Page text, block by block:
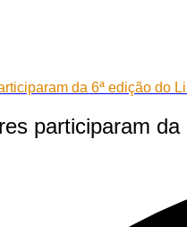
da 6ª edição do
participaram